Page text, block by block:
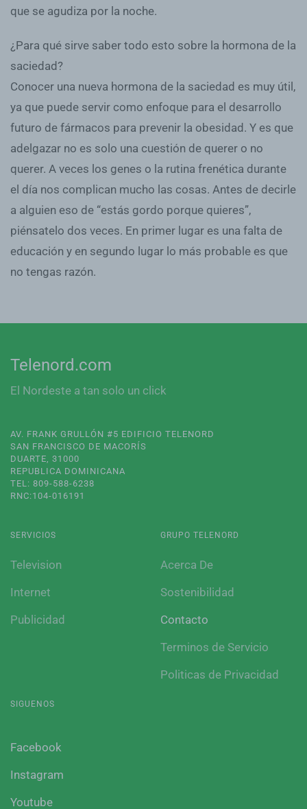
que se agudiza por la noche.
¿Para qué sirve saber todo esto sobre la hormona de la
saciedad?
Conocer una nueva hormona de la saciedad es muy útil,
ya que puede servir como enfoque para el desarrollo
futuro de fármacos para prevenir la obesidad. Y es que
adelgazar no es solo una cuestión de querer o no
querer. A veces los genes o la rutina frenética durante
el día nos complican mucho las cosas. Antes de decirle
a alguien eso de “estás gordo porque quieres”,
piénsatelo dos veces. En primer lugar es una falta de
educación y en segundo lugar lo más probable es que
no tengas razón.
Telenord.com
El Nordeste a tan solo un click
AV. FRANK GRULLÓN #5 EDIFICIO TELENORD
SAN FRANCISCO DE MACORÍS
DUARTE, 31000
REPUBLICA DOMINICANA
TEL: 809-588-6238
RNC:104-016191
SERVICIOS
Television
Internet
Publicidad
GRUPO TELENORD
Acerca De
Sostenibilidad
Contacto
Terminos de Servicio
Politicas de Privacidad
SIGUENOS
Facebook
Instagram
Youtube